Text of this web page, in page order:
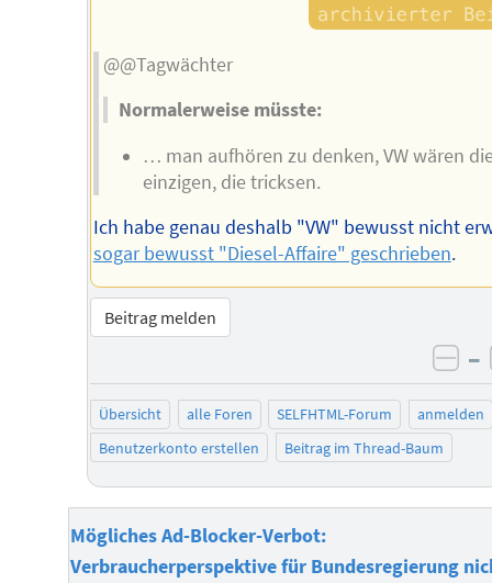
@@Tagwächter
Normalerweise müsste:
… man aufhören zu denken, VW wären
einzigen, die tricksen.
Ich habe genau deshalb "VW" bewusst nicht
sogar bewusst "Diesel-Affaire" geschrieben.
Beitrag melden
–
Übersicht alle Foren SELFHTML-Forum
anmelden
Benutzerkonto erstellen
Beitrag im Thread-Baum
Mögliches Ad-Blocker-Verbot:
Verbraucherperspektive für Bundesregierung